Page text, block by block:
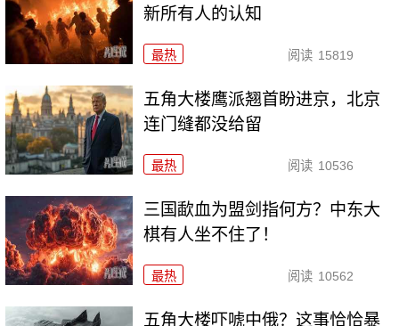
新所有人的认知
最热 阅读 15819
五角大楼鹰派翘首盼进京，北京
连门缝都没给留
最热 阅读 10536
三国歃血为盟剑指何方？中东大
棋有人坐不住了！
最热 阅读 10562
五角大楼吓唬中俄？这事恰恰暴